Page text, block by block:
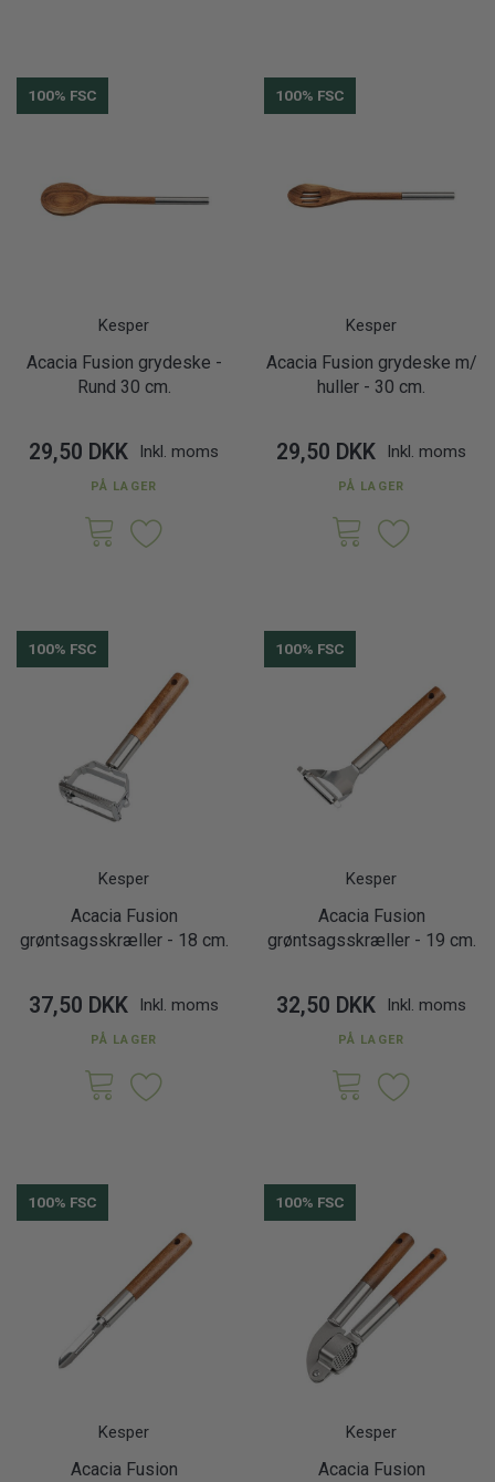
100% FSC
Kesper
Acacia Fusion grydeske -
Rund 30 cm.
29,50 DKK Inkl. moms
PÅ LAGER
100% FSC
Kesper
Acacia Fusion grydeske m/
huller - 30 cm.
29,50 DKK Inkl. moms
PÅ LAGER
100% FSC
Kesper
Acacia Fusion
grøntsagsskræller - 18 cm.
37,50 DKK Inkl. moms
PÅ LAGER
100% FSC
Kesper
Acacia Fusion
grøntsagsskræller - 19 cm.
32,50 DKK Inkl. moms
PÅ LAGER
100% FSC
Kesper
Acacia Fusion
100% FSC
Kesper
Acacia Fusion